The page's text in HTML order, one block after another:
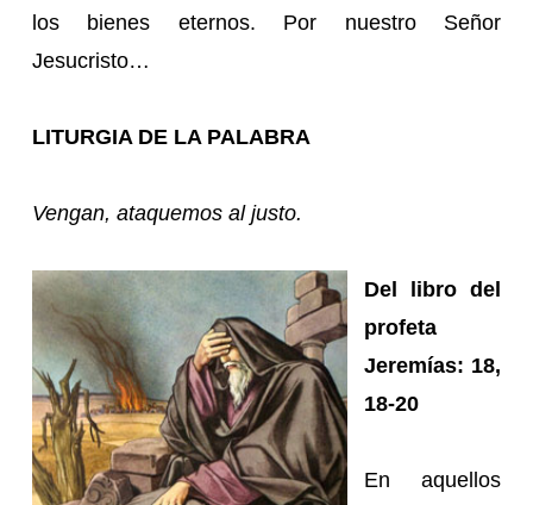
los bienes eternos. Por nuestro Señor
Jesucristo…
LITURGIA DE LA PALABRA
Vengan, ataquemos al justo.
Del libro del
profeta
Jeremías: 18,
18-20
En aquellos